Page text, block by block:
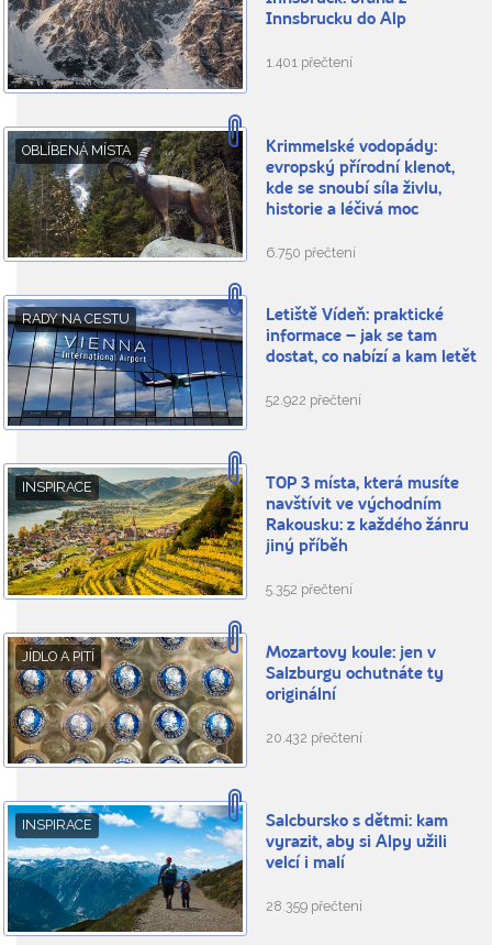
Innsbrucku do Alp
1.401 přečtení
OBLÍBENÁ MÍSTA
Krimmelské vodopády:
evropský přírodní klenot,
kde se snoubí síla živlu,
historie a léčivá moc
6.750 přečtení
RADY NA CESTU
Letiště Vídeň: praktické
informace – jak se tam
dostat, co nabízí a kam letět
52.922 přečtení
INSPIRACE
TOP 3 místa, která musíte
navštívit ve východním
Rakousku: z každého žánru
jiný příběh
5.352 přečtení
JÍDLO A PITÍ
Mozartovy koule: jen v
Salzburgu ochutnáte ty
originální
20.432 přečtení
INSPIRACE
Salcbursko s dětmi: kam
vyrazit, aby si Alpy užili
velcí i malí
28.359 přečtení